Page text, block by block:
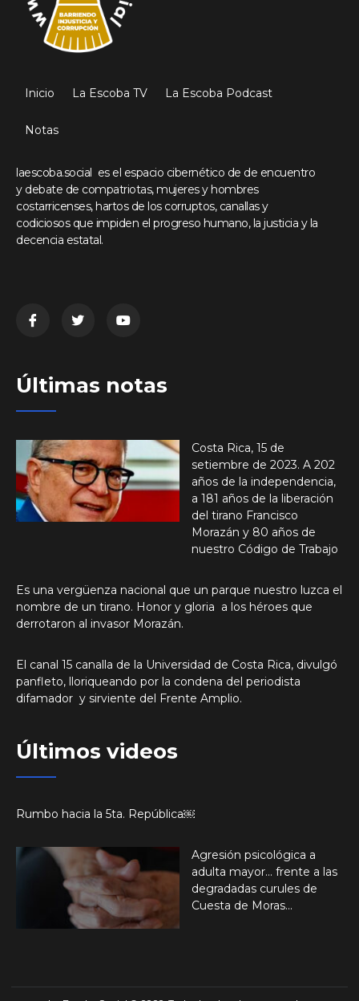
Inicio La Escoba TV La Escoba Podcast
Notas
laescoba.social es el espacio cibernético de de encuentro
y debate de compatriotas, mujeres y hombres
costarricenses, hartos de los corruptos, canallas y
codiciosos que impiden el progreso humano, la justicia y la
decencia estatal.
Últimas notas
Costa Rica, 15 de
setiembre de 2023. A 202
años de la independencia,
a 181 años de la liberación
del tirano Francisco
Morazán y 80 años de
nuestro Código de Trabajo
Es una vergüenza nacional que un parque nuestro luzca el
nombre de un tirano. Honor y gloria a los héroes que
derrotaron al invasor Morazán.
El canal 15 canalla de la Universidad de Costa Rica, divulgó
panfleto, lloriqueando por la condena del periodista
difamador y sirviente del Frente Amplio.
Últimos videos
Rumbo hacia la 5ta. República￼
Agresión psicológica a
adulta mayor… frente a las
degradadas curules de
Cuesta de Moras…